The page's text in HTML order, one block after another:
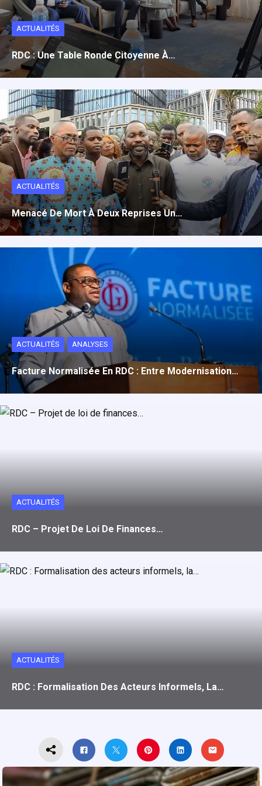
ACTUALITÉS
RDC : Une Table Ronde Citoyenne À…
ACTUALITÉS
Menacé De Mort À Deux Reprises Un…
ACTUALITÉS ANALYSES
Facture Normalisée En RDC : Entre Modernisation…
ACTUALITÉS
RDC – Projet De Loi De Finances…
ACTUALITÉS
RDC : Formalisation Des Acteurs Informels, La…